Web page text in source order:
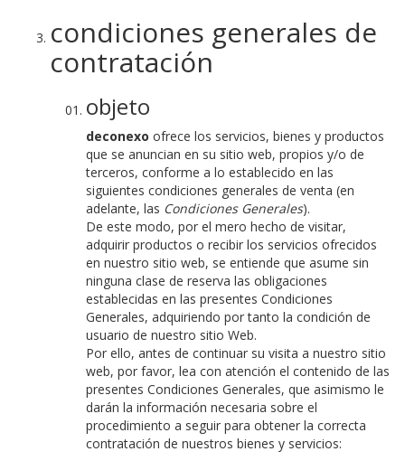
condiciones generales de
contratación
objeto
deconexo ofrece los servicios, bienes y productos
que se anuncian en su sitio web, propios y/o de
terceros, conforme a lo establecido en las
siguientes condiciones generales de venta (en
adelante, las Condiciones Generales).
De este modo, por el mero hecho de visitar,
adquirir productos o recibir los servicios ofrecidos
en nuestro sitio web, se entiende que asume sin
ninguna clase de reserva las obligaciones
establecidas en las presentes Condiciones
Generales, adquiriendo por tanto la condición de
usuario de nuestro sitio Web.
Por ello, antes de continuar su visita a nuestro sitio
web, por favor, lea con atención el contenido de las
presentes Condiciones Generales, que asimismo le
darán la información necesaria sobre el
procedimiento a seguir para obtener la correcta
contratación de nuestros bienes y servicios: